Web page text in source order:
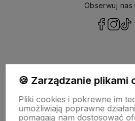
Obserwuj nas
NASZA SELEKCJA
POMOC
🍪 Zarządzanie plikami
Pliki cookies i pokrewne im
umożliwiają poprawne
pomagają nam dostosować